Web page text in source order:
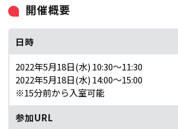
開催概要
日時
2022年5月18日(水) 10:30〜11:30
2022年5月18日(水) 14:00〜15:00
※15分前から入室可能
参加URL